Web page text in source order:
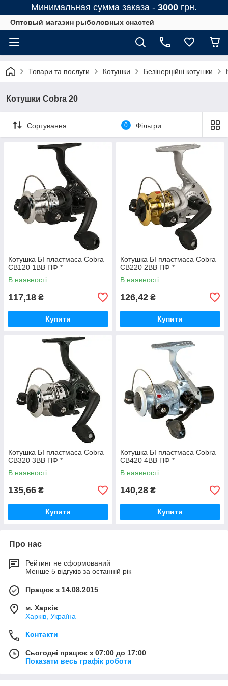
Минимальная сумма заказа - 3000 грн.
Оптовый магазин рыболовных снастей
Товари та послуги Котушки Безінерційні котушки
Котушки Cobra 20
Сортування 0 Фільтри
Котушка БІ пластмаса Cobra
CB120 1BB ПФ *
В наявності
117,18 ₴
Купити
Котушка БІ пластмаса Cobra
CB220 2BB ПФ *
В наявності
126,42 ₴
Купити
Котушка БІ пластмаса Cobra
CB320 3BB ПФ *
В наявності
135,66 ₴
Купити
Котушка БІ пластмаса Cobra
CB420 4BB ПФ *
В наявності
140,28 ₴
Купити
Про нас
Рейтинг не сформований
Менше 5 відгуків за останній рік
Працює з 14.08.2015
м. Харків
Харків, Україна
Контакти
Сьогодні працює з 07:00 до 17:00
Показати весь графік роботи